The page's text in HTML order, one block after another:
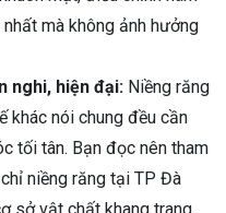
mà không ảnh hưởng
nghi, hiện đại: Niềng răng
khác nói chung đều cần
tối tân. Bạn đọc nên tham
niềng răng tại TP Đà